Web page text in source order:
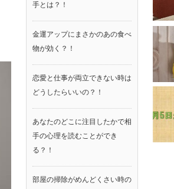
手とは？！
金運アップにまさかのあの食べ
物が効く？！
恋愛と仕事が両立できない時は
どうしたらいいの？！
あなたのどこに注目したかで相
手の心理を読むことができ
る？！
部屋の掃除がめんどくさい時の